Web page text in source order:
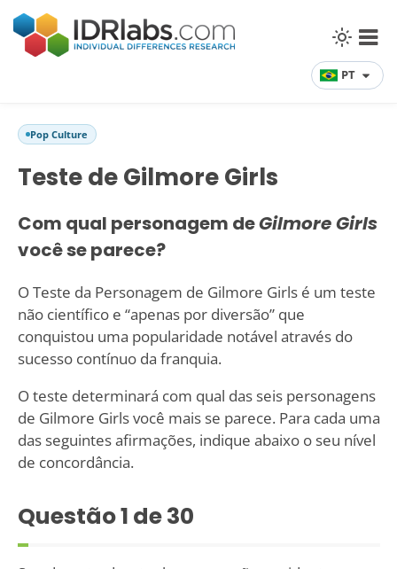
PT
Pop Culture
Teste de Gilmore Girls
Com qual personagem deGilmore Girls
você se parece?
O Teste da Personagem de Gilmore Girls é um teste
não científico e “apenas por diversão” que
conquistou uma popularidade notável através do
sucesso contínuo da franquia.
O teste determinará com qual das seis personagens
de Gilmore Girls você mais se parece. Para cada uma
das seguintes afirmações, indique abaixo o seu nível
de concordância.
Questão1 de 30